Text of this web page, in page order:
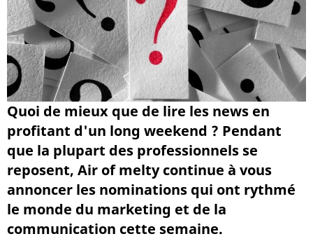
Quoi de mieux que de lire les news en
profitant d'un long weekend ? Pendant
que la plupart des professionnels se
reposent, Air of melty continue à vous
annoncer les nominations qui ont rythmé
le monde du marketing et de la
communication cette semaine.